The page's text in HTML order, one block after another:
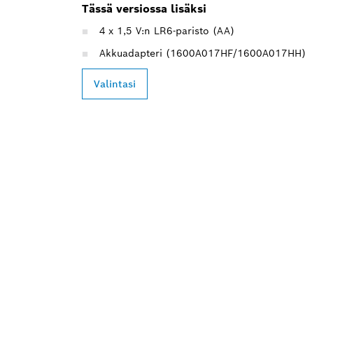
Tässä versiossa lisäksi
4 x 1,5 V:n LR6-paristo (AA)
Akkuadapteri (1600A017HF/1600A017HH)
Valintasi